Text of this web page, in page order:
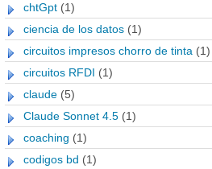
chtGpt (1)
ciencia de los datos (1)
circuitos impresos chorro de tinta (1)
circuitos RFDI (1)
claude (5)
Claude Sonnet 4.5 (1)
coaching (1)
codigos bd (1)